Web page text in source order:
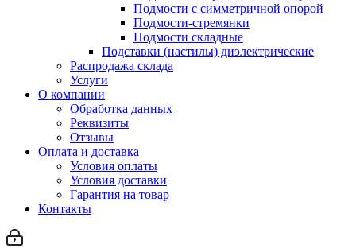
Подмости с симметричной опорой
Подмости-стремянки
Подмости складные
Подставки (настилы) диэлектрические
Распродажа склада
Услуги
О компании
Обработка данных
Реквизиты
Отзывы
Оплата и доставка
Условия оплаты
Условия доставки
Гарантия на товар
Контакты